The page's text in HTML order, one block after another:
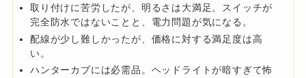
取り付けに苦労したが、明るさは大満足。スイッチが
完全防水ではないことと、電力問題が気になる。
配線が少し難しかったが、価格に対する満足度は高
い。
ハンターカブには必需品。ヘッドライトが暗すぎて怖